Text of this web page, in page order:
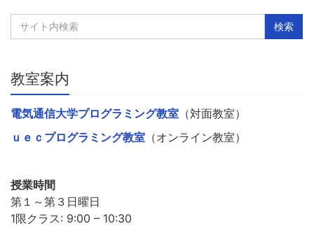
教室案内
電気通信大学プログラミング教室 （対面教室）
ｕｅｃプログラミング教室 （オンライン教室）
授業時間
第１～第３日曜日
1限クラス: 9:00 – 10:30